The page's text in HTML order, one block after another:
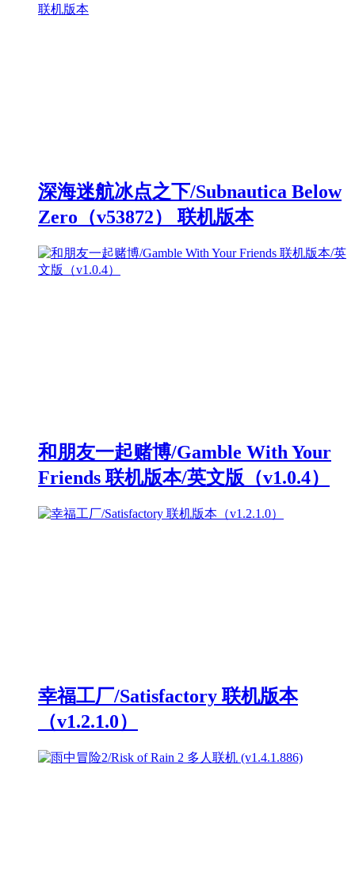
深海迷航冰点之下/Subnautica Below
Zero（v53872） 联机版本
和朋友一起赌博/Gamble With Your
Friends 联机版本/英文版（v1.0.4）
幸福工厂/Satisfactory 联机版本
（v1.2.1.0）